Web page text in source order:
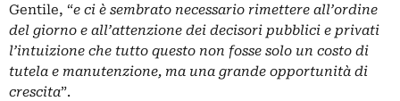
Gentile, “e ci è sembrato necessario rimettere all’ordine
del giorno e all’attenzione dei decisori pubblici e privati
l’intuizione che tutto questo non fosse solo un costo di
tutela e manutenzione, ma una grande opportunità di
crescita”.